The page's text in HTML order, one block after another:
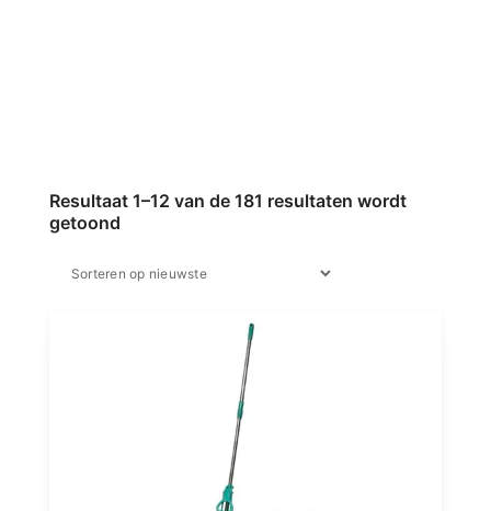
Resultaat 1–12 van de 181 resultaten wordt
getoondGesorteerd
nieuwste